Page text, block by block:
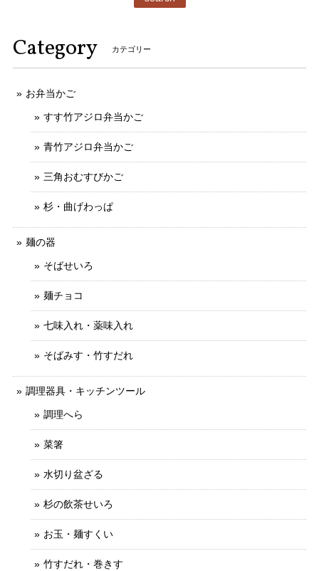
Category カテゴリー
お弁当かご
すす竹アジロ弁当かご
青竹アジロ弁当かご
三角おむすびかご
杉・曲げわっぱ
麺の器
そばせいろ
麺チョコ
七味入れ・薬味入れ
そばみす・竹すだれ
調理器具・キッチンツール
調理へら
菜箸
水切り盆ざる
杉の飲茶せいろ
お玉・麺すくい
竹すだれ・巻きす